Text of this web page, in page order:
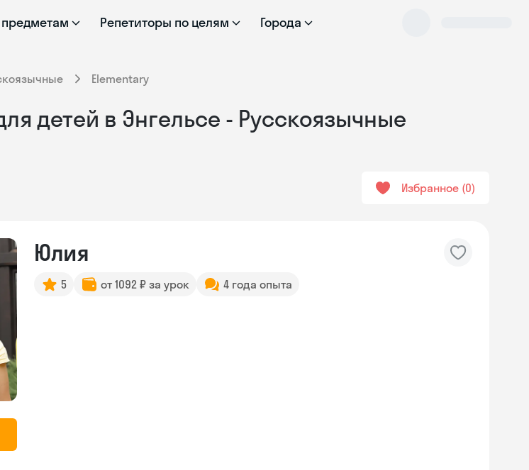
Репетиторы по целям Города
Elementary
детей в Энгельсе - Русскоязычные
Избранное 0
Юлия
5 от 1092 ₽ за урок 4 года опыта